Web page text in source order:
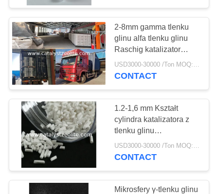
Zeolit ​​TS-1
Katalizator HTS
10
2-8mm gamma tlenku
glinu alfa tlenku glinu
Raschig katalizator
wspierający formę
krystaliczną tlenku glinu
USD3000-30000 /Ton MOQ:1 KG
CONTACT
1.2-1,6 mm Kształt
cylindra katalizatora z
tlenku glinu
wspierającego formę
kryształu
USD3000-30000 /Ton MOQ:1 KG
CONTACT
Mikrosfery γ-tlenku glinu